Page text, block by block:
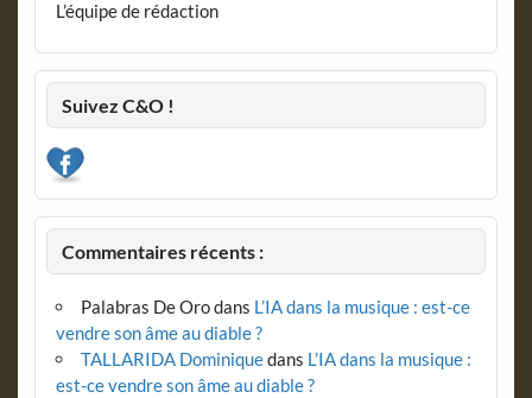
L’équipe de rédaction
Suivez C&O !
Commentaires récents :
Palabras De Orodans L’IA dans la musique : est-ce
vendre son âme au diable ?
TALLARIDA Dominiquedans L’IA dans la musique :
est-ce vendre son âme au diable ?